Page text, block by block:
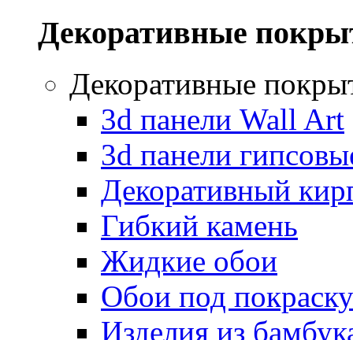
Декоративные
Декоративные
3d панели Wall Art
3d панели
Декоративный
Гибкий камень
Жидкие обои
Обои под покраску
Изделия из